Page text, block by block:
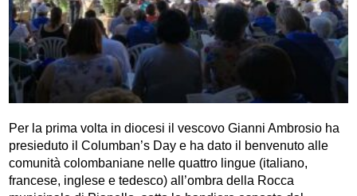
Per la prima volta in diocesi il vescovo Gianni Ambrosio ha
presieduto il Columban’s Day e ha dato il benvenuto alle
comunità colombaniane nelle quattro lingue (italiano,
francese, inglese e tedesco) all’ombra della Rocca